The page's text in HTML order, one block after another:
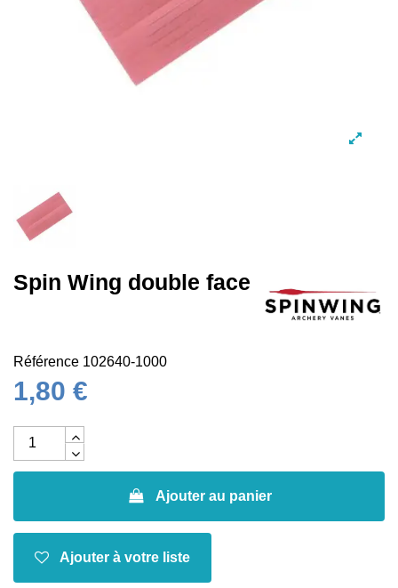
Spin Wing double face
Référence 102640-1000
1,80 €
Ajouter au panier